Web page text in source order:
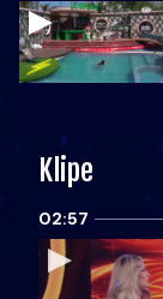
Klipe
02:57